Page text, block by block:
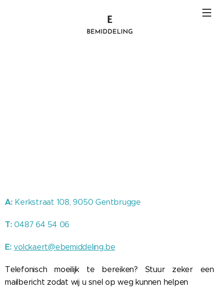
E
BEMIDDELING
A: Kerkstraat 108, 9050 Gentbrugge
T:0487 64 54 06
E:volckaert@ebemiddeling.be
Telefonisch moeilijk te bereiken? Stuur zeker een
mailbericht zodat wij u snel op weg kunnen helpen